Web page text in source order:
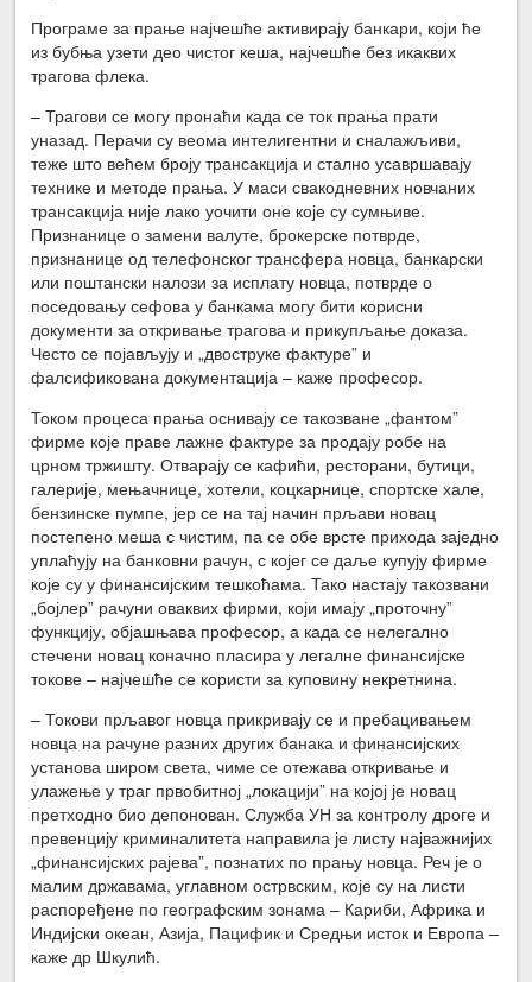
Програме за прање најчешће активирају банкари, који ће
из бубња узети део чистог кеша, најчешће без икаквих
трагова флека.
– Трагови се могу пронаћи када се ток прања прати
уназад. Перачи су веома интелигентни и сналажљиви,
теже што већем броју трансакција и стално усавршавају
технике и методе прања. У маси свакодневних новчаних
трансакција није лако уочити оне које су сумњиве.
Признанице о замени валуте, брокерске потврде,
признанице од телефонског трансфера новца, банкарски
или поштански налози за исплату новца, потврде о
поседовању сефова у банкама могу бити корисни
документи за откривање трагова и прикупљање доказа.
Често се појављују и „двоструке фактуре” и
фалсификована документација – каже професор.
Током процеса прања оснивају се такозване „фантом”
фирме које праве лажне фактуре за продају робе на
црном тржишту. Отварају се кафићи, ресторани, бутици,
галерије, мењачнице, хотели, коцкарнице, спортске хале,
бензинске пумпе, јер се на тај начин прљави новац
постепено меша с чистим, па се обе врсте прихода заједно
уплаћују на банковни рачун, с којег се даље купују фирме
које су у финансијским тешкоћама. Тако настају такозвани
„бојлер” рачуни оваквих фирми, који имају „проточну”
функцију, објашњава професор, а када се нелегално
стечени новац коначно пласира у легалне финансијске
токове – најчешће се користи за куповину некретнина.
– Токови прљавог новца прикривају се и пребацивањем
новца на рачуне разних других банака и финансијских
установа широм света, чиме се отежава откривање и
улажење у траг првобитној „локацији” на којој је новац
претходно био депонован. Служба УН за контролу дроге и
превенцију криминалитета направила је листу најважнијих
„финансијских рајева”, познатих по прању новца. Реч је о
малим државама, углавном острвским, које су на листи
распоређене по географским зонама – Кариби, Африка и
Индијски океан, Азија, Пацифик и Средњи исток и Европа –
каже др Шкулић.